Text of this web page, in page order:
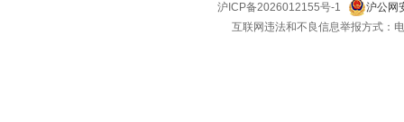
沪ICP备2026012155号-1
沪公网
互联网违法和不良信息举报方式：